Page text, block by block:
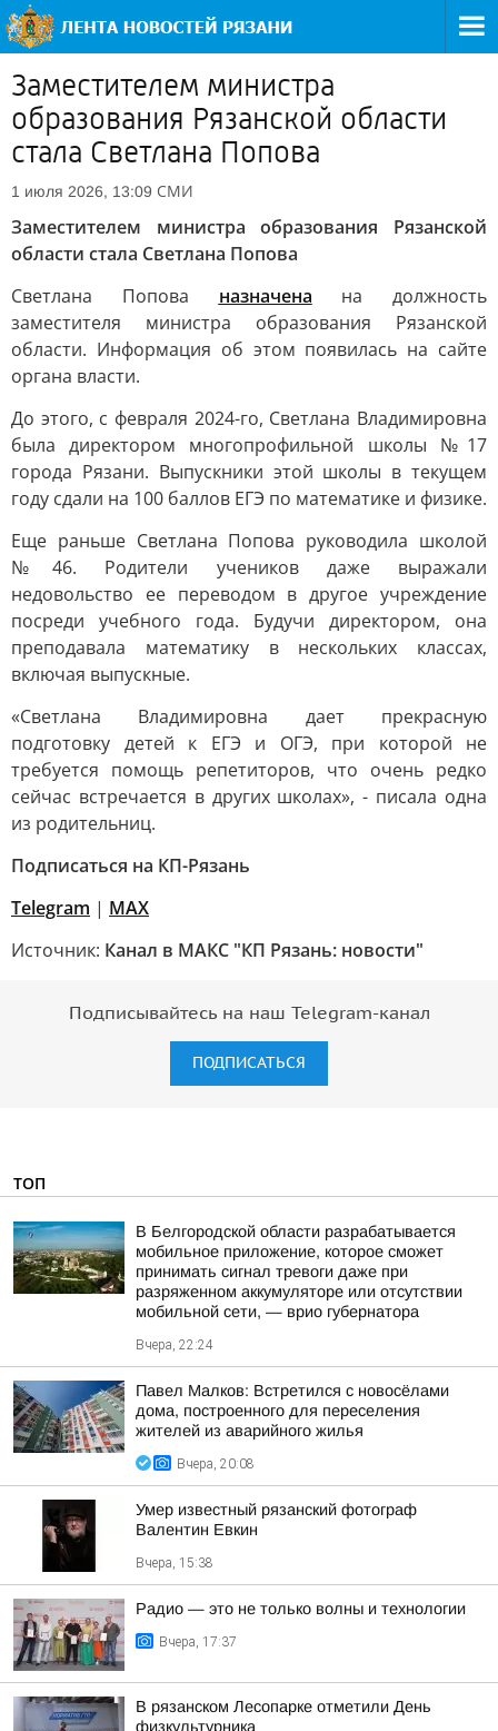
Заместителем министра
образования Рязанской области
стала Светлана Попова
1 июля 2026, 13:09 СМИ
Заместителем министра образования Рязанской
области стала Светлана Попова
Светлана Попова назначена на должность
заместителя министра образования Рязанской
области. Информация об этом появилась на сайте
органа власти.
До этого, с февраля 2024-го, Светлана Владимировна
была директором многопрофильной школы №17
города Рязани. Выпускники этой школы в текущем
году сдали на 100 баллов ЕГЭ по математике и физике.
Еще раньше Светлана Попова руководила школой
№46. Родители учеников даже выражали
недовольство ее переводом в другое учреждение
посреди учебного года. Будучи директором, она
преподавала математику в нескольких классах,
включая выпускные.
«Светлана Владимировна дает прекрасную
подготовку детей к ЕГЭ и ОГЭ, при которой не
требуется помощь репетиторов, что очень редко
сейчас встречается в других школах», - писала одна
из родительниц.
Подписаться на КП-Рязань
Telegram | МАХ
Источник: Канал в МАКС "КП Рязань: новости"
Подписывайтесь на наш Telegram-канал
ПОДПИСАТЬСЯ
ТОП
В Белгородской области разрабатывается
мобильное приложение, которое сможет
принимать сигнал тревоги даже при
разряженном аккумуляторе или отсутствии
мобильной сети, — врио губернатора
Вчера, 22:24
Павел Малков: Встретился с новосёлами
дома, построенного для переселения
жителей из аварийного жилья
Вчера, 20:08
Умер известный рязанский фотограф
Валентин Евкин
Вчера, 15:38
Радио — это не только волны и технологии
Вчера, 17:37
В рязанском Лесопарке отметили День
физкультурника